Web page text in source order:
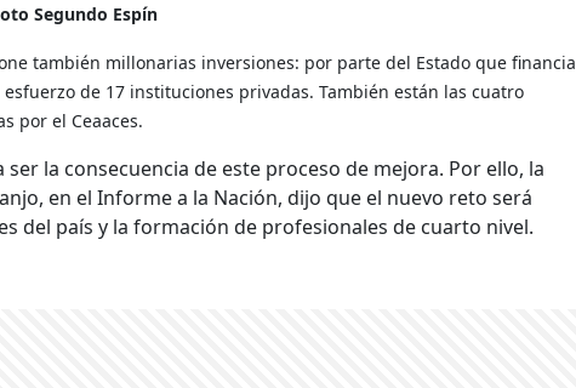
Segundo Espín
también millonarias inversiones: por parte del Estado que financia
de 17 instituciones privadas. También están las cuatro
por el Ceaaces.
la consecuencia de este proceso de mejora. Por ello, la
en el Informe a la Nación, dijo que el nuevo reto será
del país y la formación de profesionales de cuarto nivel.